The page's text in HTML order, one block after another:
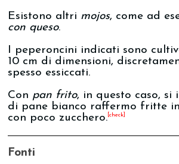
Esistono altri mojos, come ad
con queso.
I peperoncini indicati sono
10 cm di dimensioni,
spesso essiccati.
Con pan frito, in questo caso,
di pane bianco raffermo fritte
con poco zucchero. [check]
Fonti